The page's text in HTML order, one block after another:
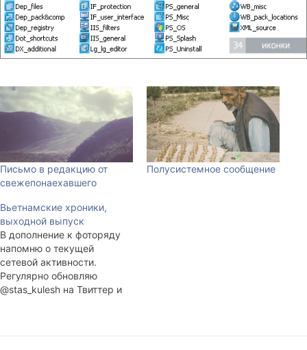
Письмо в редакцию от
свежепонаехавшего
Полусистемное сообщение
Вьетнамские хроники,
выходной выпуск
В дополнение к фоторяду
напомню о текущей
сетевой активности.
Регулярно обновляю
@stas_kulesh на Твиттер и